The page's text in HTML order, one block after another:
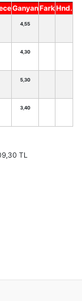
GanyanFarkHnd.
4,55
4,30
5,30
3,40
TL